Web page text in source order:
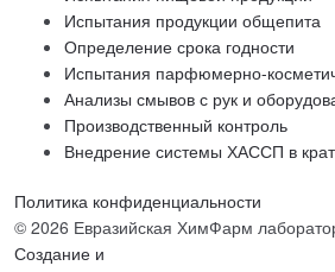
Испытания продукции общепита
Определение срока годности
Испытания парфюмерно-
Анализы смывов с рук и
Производственный контроль
Внедрение системы ХАССП в
Политика конфиденциальности
© 2026 Евразийская ХимФарм
Создание и